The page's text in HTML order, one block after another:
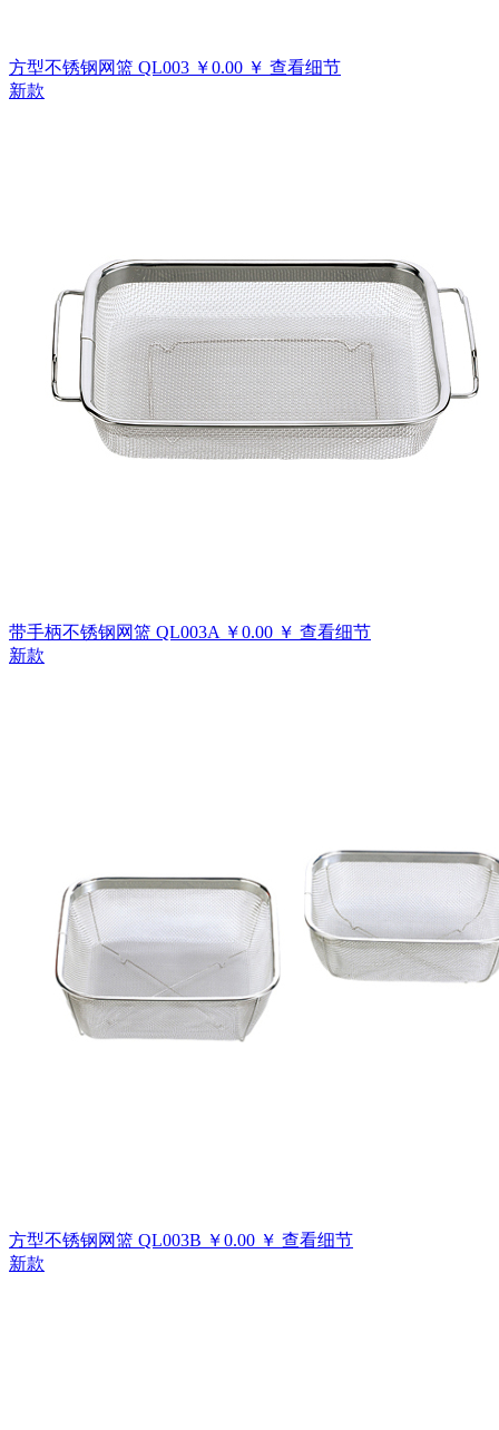
方型不锈钢网篮 QL003 ￥0.00 ￥ 查看细节
新款
带手柄不锈钢网篮 QL003A ￥0.00 ￥ 查看细节
新款
方型不锈钢网篮 QL003B ￥0.00 ￥ 查看细节
新款